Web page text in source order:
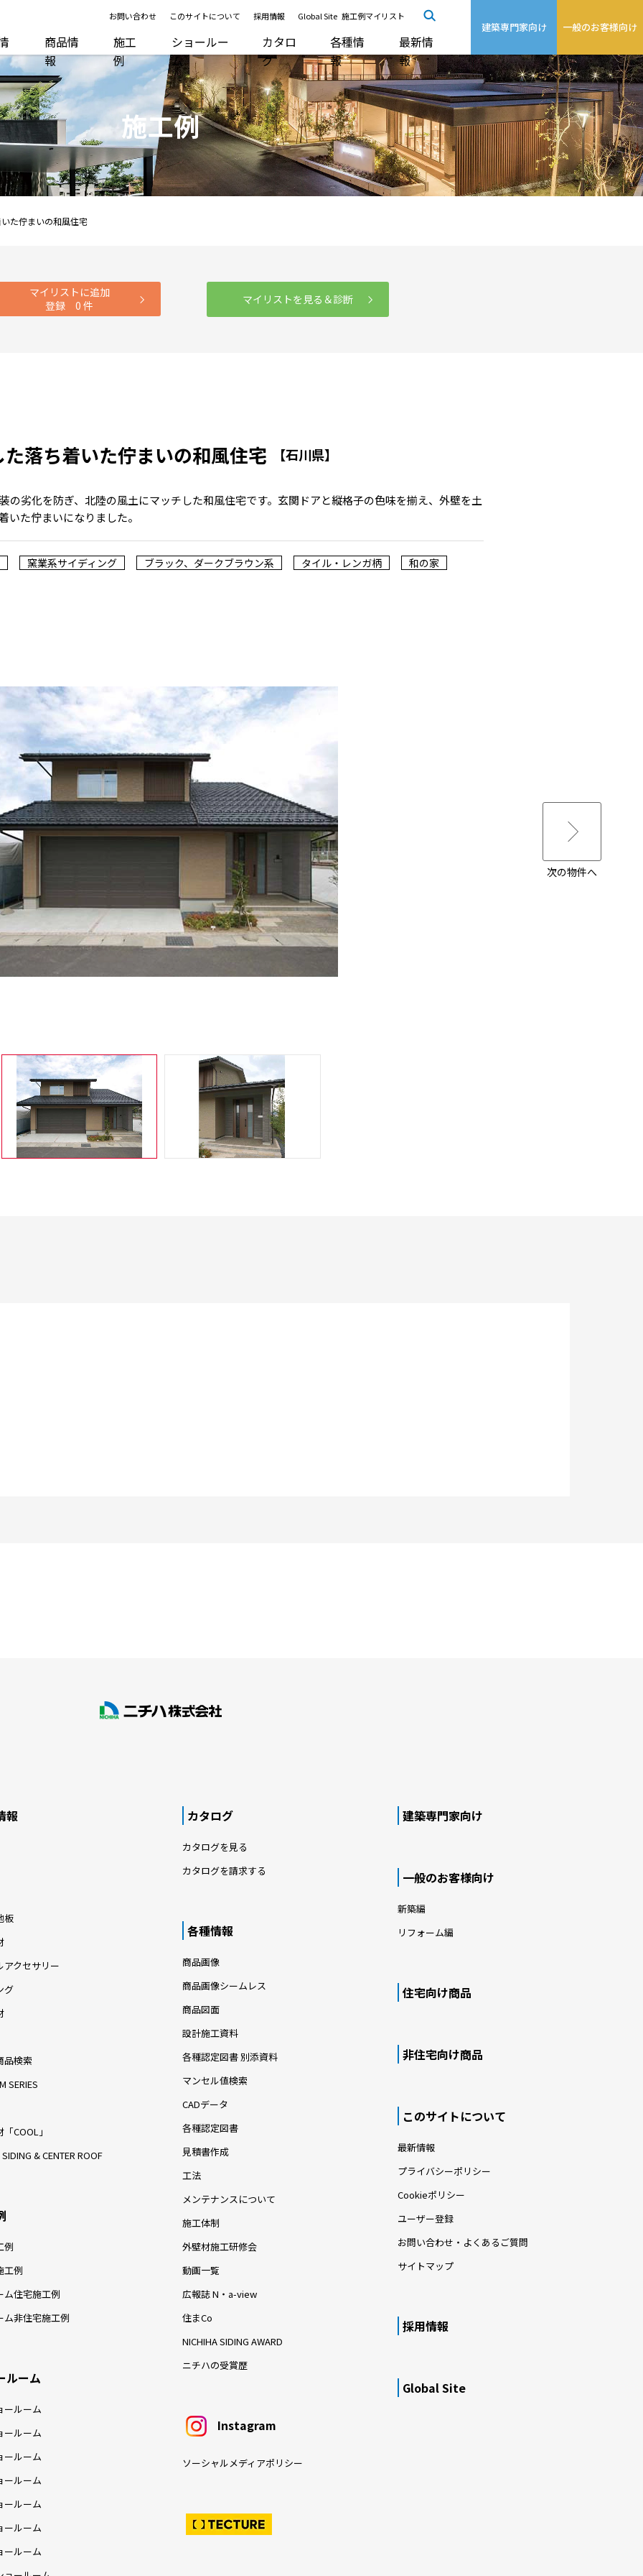
お問い合わせ このサイトについて 採用情報 Global Site 施工例マイリスト
商品情
報
施工
例
ショールー
ム
カタロ
グ
各種情
報
最新情
報
建築専門家向け 一般のお客様向け
施工例
た佇まいの和風住宅
マイリストに追加
登録0 件 マイリストを見る＆診断
落ち着いた佇まいの和風住宅 【石川県】
の劣化を防ぎ、北陸の風土にマッチした和風住宅です。玄関ドアと縦格子の色味を揃え、外壁を土
いた佇まいになりました。
窯業系サイディング ブラック、ダークブラウン系 タイル・レンガ柄 和の家
次の物件へ
報
板
アクセサリー
グ
品検索
SERIES
COOL」
SIDING & CENTER ROOF
例
工例
ム住宅施工例
ム非住宅施工例
ルーム
ールーム
ールーム
ールーム
ールーム
ールーム
ールーム
ールーム
カタログ
カタログを見る
カタログを請求する
各種情報
商品画像
商品画像シームレス
商品図面
設計施工資料
各種認定図書 別添資料
マンセル値検索
CADデータ
各種認定図書
見積書作成
工法
メンテナンスについて
施工体制
外壁材施工研修会
動画一覧
広報誌 N・a-view
住まCo
NICHIHA SIDING AWARD
ニチハの受賞歴
Instagram
ソーシャルメディアポリシー
建築専門家向け
一般のお客様向け
新築編
リフォーム編
住宅向け商品
非住宅向け商品
このサイトについて
最新情報
プライバシーポリシー
Cookieポリシー
ユーザー登録
お問い合わせ・よくあるご質問
サイトマップ
採用情報
Global Site